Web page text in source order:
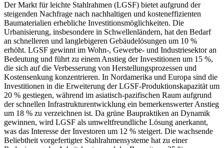
Der Markt für leichte Stahlrahmen (LGSF) bietet aufgrund der
steigenden Nachfrage nach nachhaltigen und kosteneffizienten
Baumaterialien erhebliche Investitionsmöglichkeiten. Die
Urbanisierung, insbesondere in Schwellenländern, hat den Bedarf
an schnelleren und langlebigeren Gebäudelösungen um 10 %
erhöht. LGSF gewinnt im Wohn-, Gewerbe- und Industriesektor an
Bedeutung und führt zu einem Anstieg der Investitionen um 15 %,
die sich auf die Verbesserung von Herstellungsprozessen und
Kostensenkung konzentrieren. In Nordamerika und Europa sind die
Investitionen in die Erweiterung der LGSF-Produktionskapazität um
20 % gestiegen, während im asiatisch-pazifischen Raum aufgrund
der schnellen Infrastrukturentwicklung ein bemerkenswerter Anstieg
um 18 % zu verzeichnen ist. Da grüne Baupraktiken an Dynamik
gewinnen, wird LGSF als umweltfreundliche Lösung anerkannt,
was das Interesse der Investoren um 12 % steigert. Die wachsende
Beliebtheit vorgefertigter Stahlrahmensysteme hat zu einer